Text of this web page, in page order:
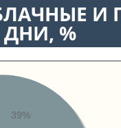
И
ДНИ, %
39%